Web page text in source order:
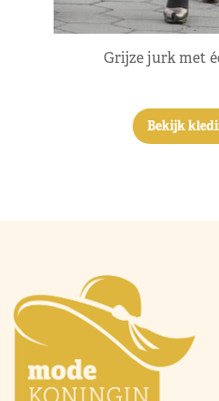
Grijze jurk met
Bekijk